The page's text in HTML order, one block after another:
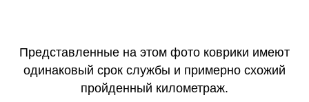
Представленные на этом фото коврики имеют
одинаковый срок службы и примерно схожий
пройденный километраж.